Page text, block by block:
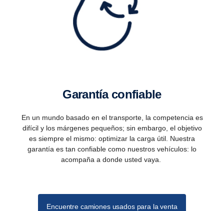
Garantía confiable
En un mundo basado en el transporte, la competencia es
difícil y los márgenes pequeños; sin embargo, el objetivo
es siempre el mismo: optimizar la carga útil. Nuestra
garantía es tan confiable como nuestros vehículos: lo
acompaña a donde usted vaya.
Encuentre camiones usados para la venta